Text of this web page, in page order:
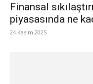
Finansal
piyasasında ne
24 Kasım 2025